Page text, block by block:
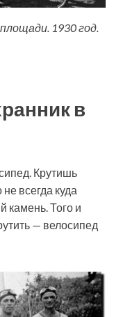
1930 год.
в
Крутишь
всегда куда
камень. Того и
— велосипед